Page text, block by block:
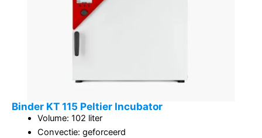
Binder KT 115 Peltier Incubator
Volume: 102 liter
Convectie: geforceerd